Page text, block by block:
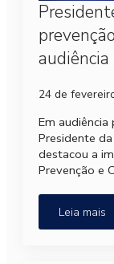
audiência
24 de
Em
Presidente
destacou a
Prevenção e
Leia mais